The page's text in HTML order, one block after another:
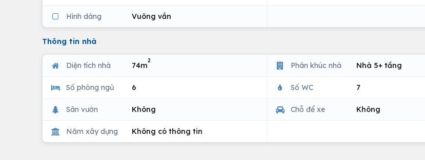
Hình dáng Vuông vắn
Thông tin nhà
Diện tích nhà 74m
2
Phân khúc nhà Nhà 5+ tầng
Số phòng ngủ 6 Số WC 7
Sân vườn Không Chỗ để xe Không
Năm xây dựng Không có thông tin